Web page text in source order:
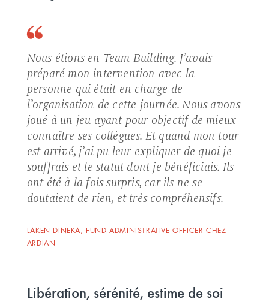
Nous étions en Team Building. J’avais
préparé mon intervention avec la
personne qui était en charge de
l’organisation de cette journée. Nous avons
joué à un jeu ayant pour objectif de mieux
connaître ses collègues. Et quand mon tour
est arrivé, j’ai pu leur expliquer de quoi je
souffrais et le statut dont je bénéficiais. Ils
ont été à la fois surpris, car ils ne se
doutaient de rien, et très compréhensifs.
LAKEN DINEKA, FUND ADMINISTRATIVE OFFICER CHEZ
ARDIAN
Libération, sérénité, estime de soi